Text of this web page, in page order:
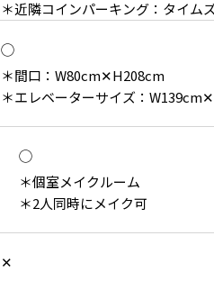
＊近隣コインパーキング：タイム
◯
＊間口：W80cm✕H208cm
＊エレベーターサイズ：
◯
＊個室メイクルーム
＊2人同時にメイク可
✕